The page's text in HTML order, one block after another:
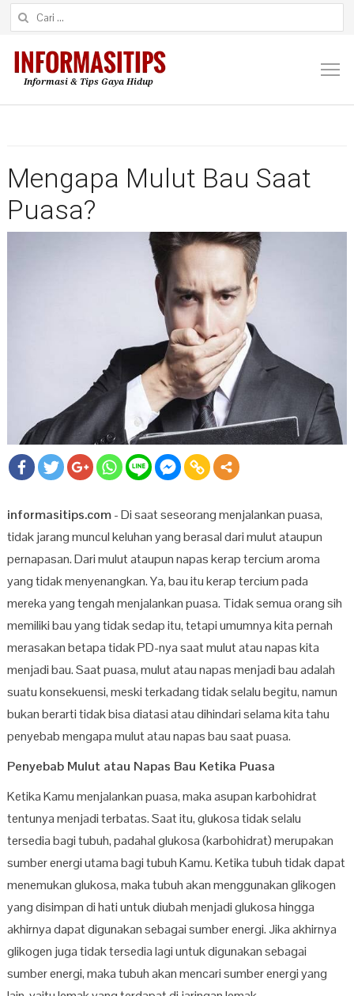
Cari untuk:
Mengapa Mulut Bau Saat
Puasa?
informasitips.com- Di saat seseorang menjalankan puasa,
tidak jarang muncul keluhan yang berasal dari mulut ataupun
pernapasan. Dari mulut ataupun napas kerap tercium aroma
yang tidak menyenangkan. Ya, bau itu kerap tercium pada
mereka yang tengah menjalankan puasa. Tidak semua orang sih
memiliki bau yang tidak sedap itu, tetapi umumnya kita pernah
merasakan betapa tidak PD-nya saat mulut atau napas kita
menjadi bau. Saat puasa, mulut atau napas menjadi bau adalah
suatu konsekuensi, meski terkadang tidak selalu begitu, namun
bukan berarti tidak bisa diatasi atau dihindari selama kita tahu
penyebab mengapa mulut atau napas bau saat puasa.
Penyebab Mulut atau Napas Bau Ketika Puasa
Ketika Kamu menjalankan puasa, maka asupan karbohidrat
tentunya menjadi terbatas. Saat itu, glukosa tidak selalu
tersedia bagi tubuh, padahal glukosa (karbohidrat) merupakan
sumber energi utama bagi tubuh Kamu. Ketika tubuh tidak dapat
menemukan glukosa, maka tubuh akan menggunakan glikogen
yang disimpan di hati untuk diubah menjadi glukosa hingga
akhirnya dapat digunakan sebagai sumber energi. Jika akhirnya
glikogen juga tidak tersedia lagi untuk digunakan sebagai
sumber energi, maka tubuh akan mencari sumber energi yang